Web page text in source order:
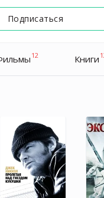
Подписаться
12 Книги